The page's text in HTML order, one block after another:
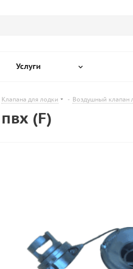
Услуги
Клапана для лодки - Воздушный клапан
(F)